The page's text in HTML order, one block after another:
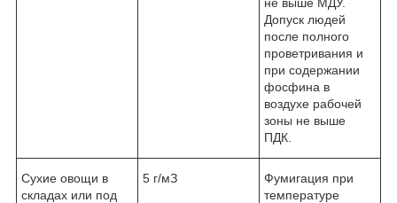
Допуск людей
после полного
проветривания и
при содержании
фосфина в
воздухе рабочей
зоны не выше
ПДК.
Сухие овощи в
складах или под
5 г/мЗ
Фумигация при
температуре